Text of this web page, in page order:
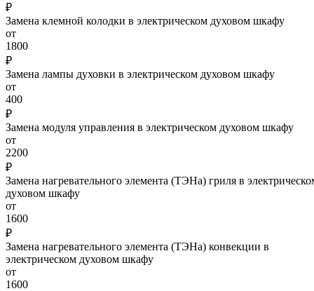
₽
Замена клемной колодки в электрическом духовом шкафу
от
1800
₽
Замена лампы духовки в электрическом духовом шкафу
от
400
₽
Замена модуля управления в электрическом духовом шкафу
от
2200
₽
Замена нагревательного элемента (ТЭНа) гриля в
духовом шкафу
от
1600
₽
Замена нагревательного элемента (ТЭНа) конвекции в
электрическом духовом шкафу
от
1600